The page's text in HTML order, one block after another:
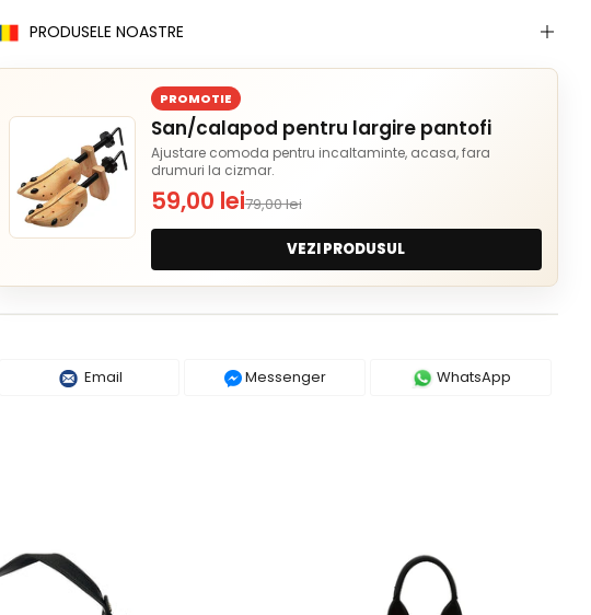
PRODUSELE NOASTRE
PROMOTIE
San/calapod pentru largire pantofi
Ajustare comoda pentru incaltaminte, acasa, fara
drumuri la cizmar.
59,00 lei79,00 lei
VEZI PRODUSUL
Email Messenger WhatsApp